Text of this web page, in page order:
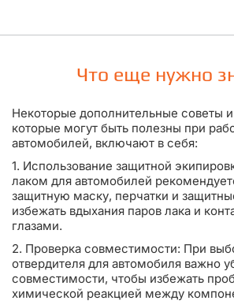
Что еще нужно
Некоторые дополнительные советы
которые могут быть полезны при
автомобилей, включают в себя:
1. Использование защитной
лаком для автомобилей
защитную маску, перчатки и
избежать вдыхания паров лака и
глазами.
2. Проверка совместимости: При
отвердителя для автомобиля важно
совместимости, чтобы избежать
химической реакцией между